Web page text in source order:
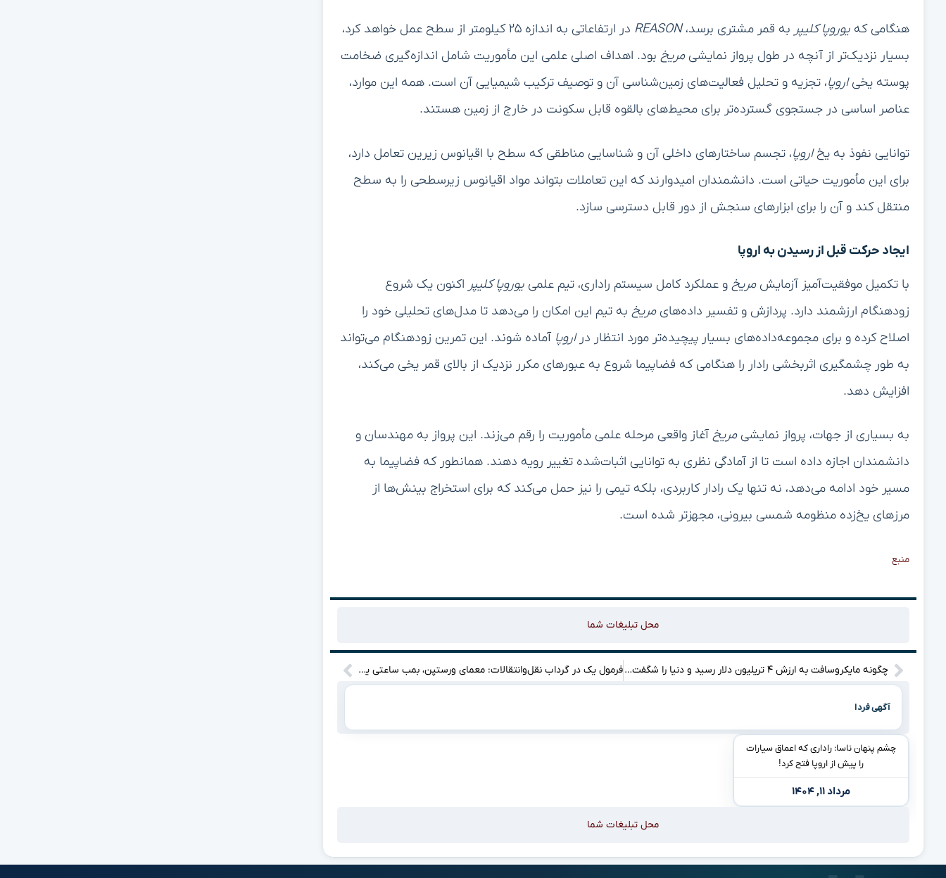
هنگامی کهیوروپا کلیپر به قمر مشتری برسد،REASON
در ارتفاعاتی به اندازه ۲۵ کیلومتر از سطح عمل خواهد کرد،
بسیار نزدیک‌تر از آنچه در طول پرواز نمایشیمریخ بود. اهداف اصلی علمی این مأموریت شامل اندازه‌گیری ضخامت
پوسته یخیاروپا، تجزیه و تحلیل فعالیت‌های زمین‌شناسی آن و توصیف ترکیب شیمیایی آن است. همه این موارد،
عناصر اساسی در جستجوی گسترده‌تر برای محیط‌های بالقوه قابل سکونت در خارج از زمین هستند.
توانایی نفوذ به یخاروپا، تجسم ساختارهای داخلی آن و شناسایی مناطقی که سطح با اقیانوس زیرین تعامل دارد،
برای این مأموریت حیاتی است. دانشمندان امیدوارند که این تعاملات بتواند مواد اقیانوس زیرسطحی را به سطح
منتقل کند و آن را برای ابزارهای سنجش از دور قابل دسترسی سازد.
ایجاد حرکت قبل از رسیدن به اروپا
با تکمیل موفقیت‌آمیز آزمایشمریخ و عملکرد کامل سیستم راداری، تیم علمییوروپا کلیپر اکنون یک شروع
زودهنگام ارزشمند دارد. پردازش و تفسیر داده‌هایمریخ به تیم این امکان را می‌دهد تا مدل‌های تحلیلی خود را
اصلاح کرده و برای مجموعه‌داده‌های بسیار پیچیده‌تر مورد انتظار دراروپا آماده شوند. این تمرین زودهنگام می‌تواند
به طور چشمگیری اثربخشی رادار را هنگامی که فضاپیما شروع به عبورهای مکرر نزدیک از بالای قمر یخی می‌کند،
افزایش دهد.
به بسیاری از جهات، پرواز نمایشیمریخ آغاز واقعی مرحله علمی مأموریت را رقم می‌زند. این پرواز به مهندسان و
دانشمندان اجازه داده است تا از آمادگی نظری به توانایی اثبات‌شده تغییر رویه دهند. همانطور که فضاپیما به
مسیر خود ادامه می‌دهد، نه تنها یک رادار کاربردی، بلکه تیمی را نیز حمل می‌کند که برای استخراج بینش‌ها از
مرزهای یخ‌زده منظومه شمسی بیرونی، مجهزتر شده است.
منبع
محل تبلیغات شما
چگونه مایکروسافت به ارزش ۴ تریلیون دلار رسید و دنیا را شگفت‌زده کرد؟ فرمول یک در گرداب نقل‌وانتقالات: معمای ورستپن، بمب ساعتی یا حباب؟
آگهی فردا
چشم پنهان ناسا: راداری که اعماق سیارات
را پیش از اروپا فتح کرد!
مرداد ۱۱, ۱۴۰۴
محل تبلیغات شما